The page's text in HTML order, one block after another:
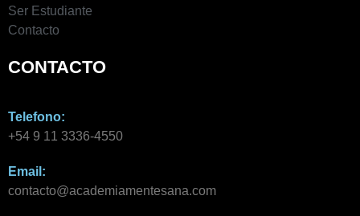
Ser Estudiante
Contacto
CONTACTO
Telefono:
+54 9 11 3336-4550​
Email:
contacto@academiamentesana.com​